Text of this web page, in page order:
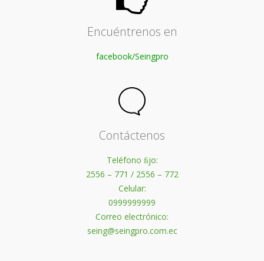
Encuéntrenos en
facebook/Seingpro
Contáctenos
Teléfono ﬁjo:
2556 – 771 / 2556 – 772
Celular:
0999999999
Correo electrónico:
seing@seingpro.com.ec